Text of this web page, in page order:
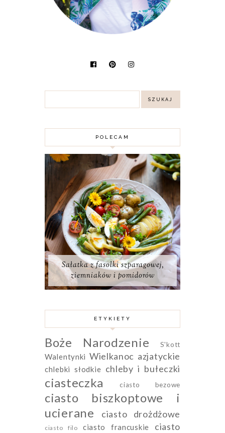
POLECAM
Sałatka z fasolki szparagowej,
ziemniaków i pomidorów
ETYKIETY
Boże Narodzenie S'kott
Walentynki Wielkanoc azjatyckie
chlebki słodkie chleby i bułeczki
ciasteczka ciasto bezowe
ciasto biszkoptowe i
ucierane
ciasto drożdżowe
ciasto filo ciasto francuskie
ciasto